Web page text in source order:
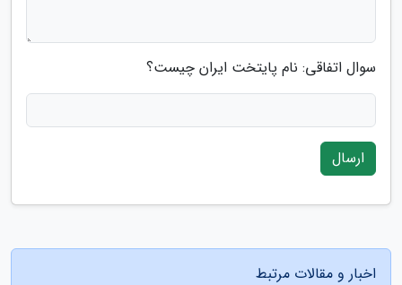
سوال اتفاقی: نام پایتخت ایران چیست؟
ارسال
اخبار و مقالات مرتبط